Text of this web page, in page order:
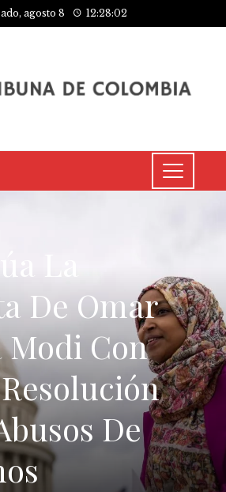
agosto 8 12:28:02
La
De Omar
Con
De